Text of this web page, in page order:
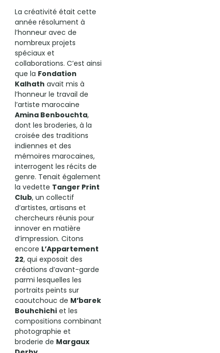
La créativité était cette
année résolument à
l’honneur avec de
nombreux projets
spéciaux et
collaborations. C’est ainsi
que la Fondation
Kalhath avait mis à
l’honneur le travail de
l’artiste marocaine
Amina Benbouchta,
dont les broderies, à la
croisée des traditions
indiennes et des
mémoires marocaines,
interrogent les récits de
genre. Tenait également
la vedette Tanger Print
Club, un collectif
d’artistes, artisans et
chercheurs réunis pour
innover en matière
d’impression. Citons
encore L’Appartement
22, qui exposait des
créations d’avant-garde
parmi lesquelles les
portraits peints sur
caoutchouc de M’barek
Bouhchichi et les
compositions combinant
photographie et
broderie de Margaux